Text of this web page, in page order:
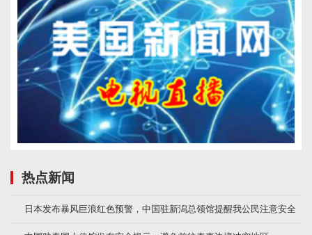
热点新闻
日本发布暴风巨浪红色预警，中国驻新潟总领馆提醒我公民注意安全